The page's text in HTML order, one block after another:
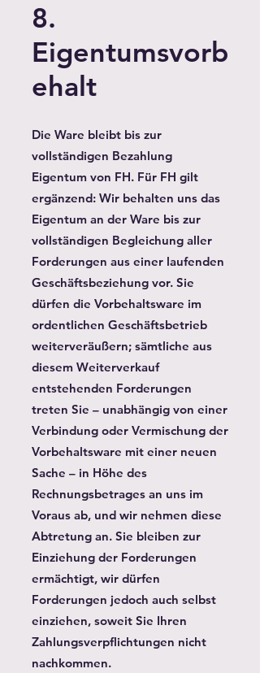
8.
Eigentumsvorb
ehalt
Die Ware bleibt bis zur
vollständigen Bezahlung
Eigentum von FH. Für FH gilt
ergänzend: Wir behalten uns das
Eigentum an der Ware bis zur
vollständigen Begleichung aller
Forderungen aus einer laufenden
Geschäftsbeziehung vor. Sie
dürfen die Vorbehaltsware im
ordentlichen Geschäftsbetrieb
weiterveräußern; sämtliche aus
diesem Weiterverkauf
entstehenden Forderungen
treten Sie – unabhängig von einer
Verbindung oder Vermischung der
Vorbehaltsware mit einer neuen
Sache – in Höhe des
Rechnungsbetrages an uns im
Voraus ab, und wir nehmen diese
Abtretung an. Sie bleiben zur
Einziehung der Forderungen
ermächtigt, wir dürfen
Forderungen jedoch auch selbst
einziehen, soweit Sie Ihren
Zahlungsverpflichtungen nicht
nachkommen.